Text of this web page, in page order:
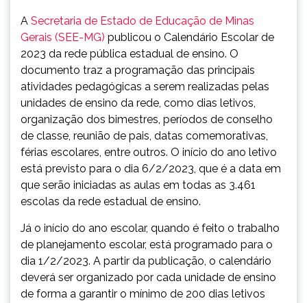
A Secretaria de Estado de Educação de Minas
Gerais (SEE-MG) publicou o Calendário Escolar de
2023 da rede pública estadual de ensino. O
documento traz a programação das principais
atividades pedagógicas a serem realizadas pelas
unidades de ensino da rede, como dias letivos,
organização dos bimestres, períodos de conselho
de classe, reunião de pais, datas comemorativas,
férias escolares, entre outros. O início do ano letivo
está previsto para o dia 6/2/2023, que é a data em
que serão iniciadas as aulas em todas as 3.461
escolas da rede estadual de ensino.
Já o início do ano escolar, quando é feito o trabalho
de planejamento escolar, está programado para o
dia 1/2/2023. A partir da publicação, o calendário
deverá ser organizado por cada unidade de ensino
de forma a garantir o mínimo de 200 dias letivos